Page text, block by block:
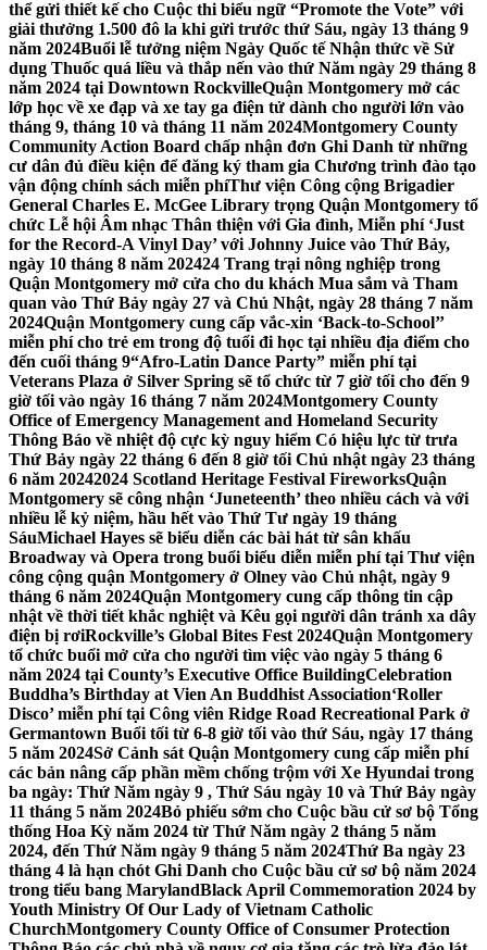
thể gửi thiết kế cho Cuộc thi biểu ngữ “Promote the Vote” với
giải thưởng 1.500 đô la khi gửi trước thứ Sáu, ngày 13 tháng 9
năm 2024Buổi lễ tưởng niệm Ngày Quốc tế Nhận thức về Sử
dụng Thuốc quá liều và thắp nến vào thứ Năm ngày 29 tháng 8
năm 2024 tại Downtown RockvilleQuận Montgomery mở các
lớp học về xe đạp và xe tay ga điện tử dành cho người lớn vào
tháng 9, tháng 10 và tháng 11 năm 2024Montgomery County
Community Action Board chấp nhận đơn Ghi Danh từ những
cư dân đủ điều kiện để đăng ký tham gia Chương trình đào tạo
vận động chính sách miễn phíThư viện Công cộng Brigadier
General Charles E. McGee Library trọng Quận Montgomery tổ
chức Lễ hội Âm nhạc Thân thiện với Gia đình, Miễn phí ‘Just
for the Record-A Vinyl Day’ với Johnny Juice vào Thứ Bảy,
ngày 10 tháng 8 năm 202424 Trang trại nông nghiệp trong
Quận Montgomery mở cửa cho du khách Mua sắm và Tham
quan vào Thứ Bảy ngày 27 và Chủ Nhật, ngày 28 tháng 7 năm
2024Quận Montgomery cung cấp vắc-xin ‘Back-to-School’’
miễn phí cho trẻ em trong độ tuổi đi học tại nhiều địa điểm cho
đến cuối tháng 9“Afro-Latin Dance Party” miễn phí tại
Veterans Plaza ở Silver Spring sẽ tổ chức từ 7 giờ tối cho đến 9
giờ tối vào ngày 16 tháng 7 năm 2024Montgomery County
Office of Emergency Management and Homeland Security
Thông Báo về nhiệt độ cực kỳ nguy hiểm Có hiệu lực từ trưa
Thứ Bảy ngày 22 tháng 6 đến 8 giờ tối Chủ nhật ngày 23 tháng
6 năm 20242024 Scotland Heritage Festival FireworksQuận
Montgomery sẽ công nhận ‘Juneteenth’ theo nhiều cách và với
nhiều lễ kỷ niệm, hầu hết vào Thứ Tư ngày 19 tháng
SáuMichael Hayes sẽ biểu diễn các bài hát từ sân khấu
Broadway và Opera trong buổi biểu diễn miễn phí tại Thư viện
công cộng quận Montgomery ở Olney vào Chủ nhật, ngày 9
tháng 6 năm 2024Quận Montgomery cung cấp thông tin cập
nhật về thời tiết khắc nghiệt và Kêu gọi người dân tránh xa dây
điện bị rơiRockville’s Global Bites Fest 2024Quận Montgomery
tổ chức buổi mở cửa cho người tìm việc vào ngày 5 tháng 6
năm 2024 tại County’s Executive Office BuildingCelebration
Buddha’s Birthday at Vien An Buddhist Association‘Roller
Disco’ miễn phí tại Công viên Ridge Road Recreational Park ở
Germantown Buổi tối từ 6-8 giờ tối vào thứ Sáu, ngày 17 tháng
5 năm 2024Sở Cảnh sát Quận Montgomery cung cấp miễn phí
các bản nâng cấp phần mềm chống trộm với Xe Hyundai trong
ba ngày: Thứ Năm ngày 9 , Thứ Sáu ngày 10 và Thứ Bảy ngày
11 tháng 5 năm 2024Bỏ phiếu sớm cho Cuộc bầu cử sơ bộ Tổng
thống Hoa Kỳ năm 2024 từ Thứ Năm ngày 2 tháng 5 năm
2024, đến Thứ Năm ngày 9 tháng 5 năm 2024Thứ Ba ngày 23
tháng 4 là hạn chót Ghi Danh cho Cuộc bầu cử sơ bộ năm 2024
trong tiểu bang MarylandBlack April Commemoration 2024 by
Youth Ministry Of Our Lady of Vietnam Catholic
ChurchMontgomery County Office of Consumer Protection